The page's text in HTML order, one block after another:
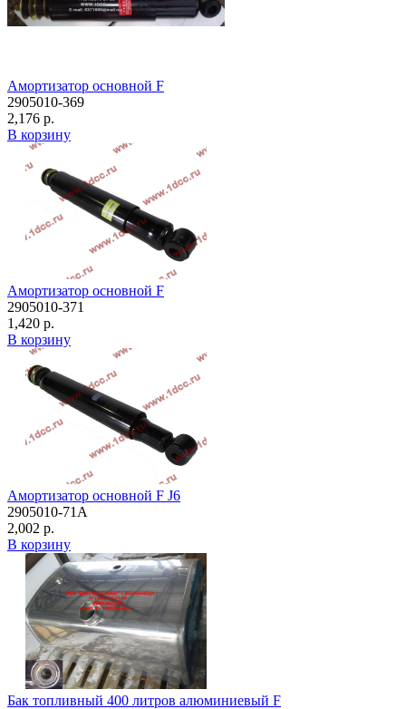
Амортизатор основной F
2905010-369
2,176 р.
В корзину
Амортизатор основной F
2905010-371
1,420 р.
В корзину
Амортизатор основной F J6
2905010-71A
2,002 р.
В корзину
Бак топливный 400 литров алюминиевый F